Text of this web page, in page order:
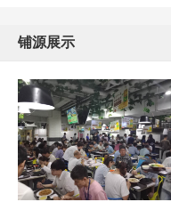
铺源展示